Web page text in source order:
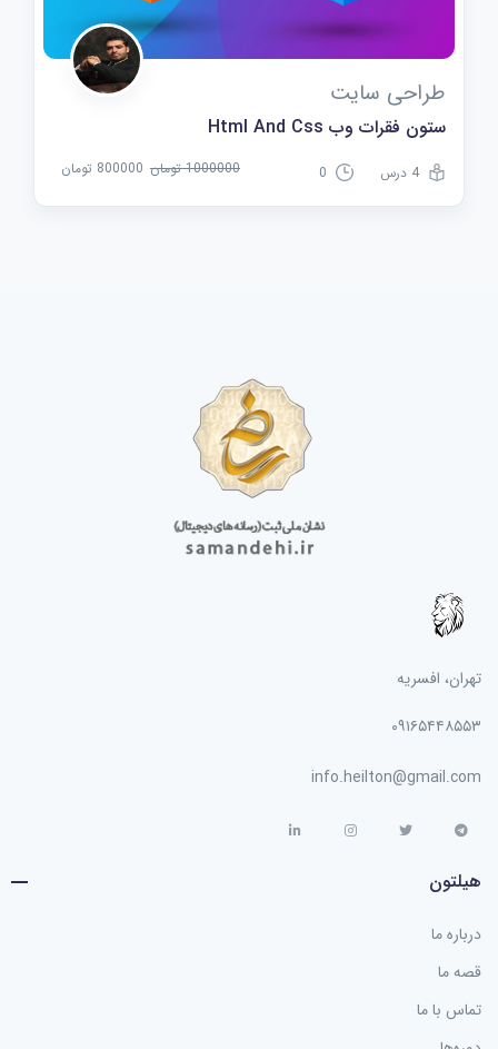
طراحی سایت
ستون فقرات وب Html And Css
4 درس 0 1000000 تومان 800000 تومان
تهران، افسریه
۰۹۱۶۵۴۴۸۵۵۳
info.heilton@gmail.com
هیلتون
درباره ما
قصه ما
تماس با ما